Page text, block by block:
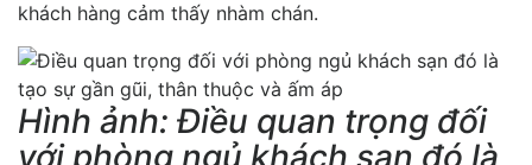
khách hàng cảm thấy nhàm chán.
Hình ảnh: Điều quan trọng đối